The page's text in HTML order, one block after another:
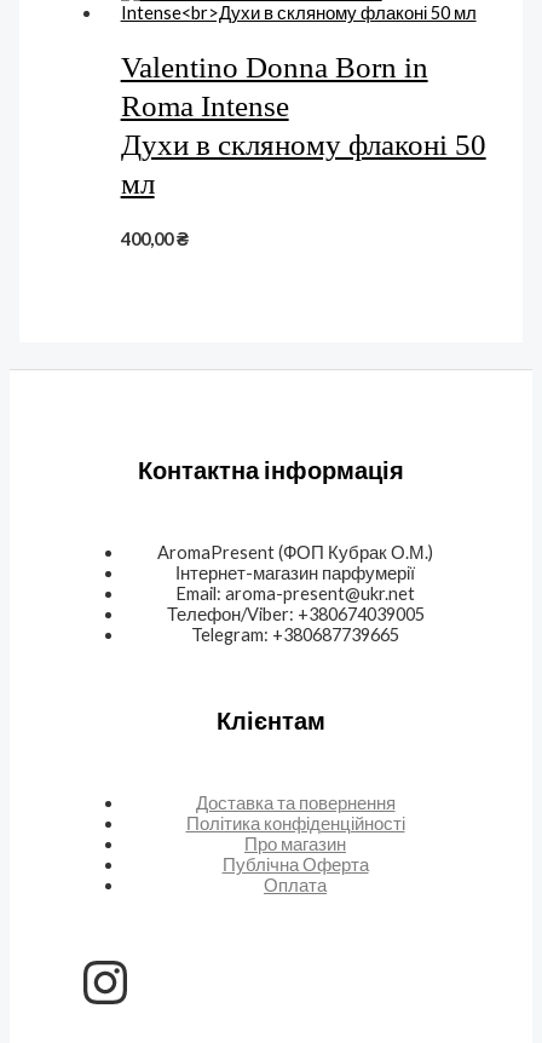
Valentino Donna Born in
Roma Intense
Духи в скляному флаконі 50
мл
400,00₴
Контактна інформація
AromaPresent (ФОП Кубрак О.М.)
Інтернет-магазин парфумерії
Email: aroma-present@ukr.net
Телефон/Viber: +380674039005
Telegram: +380687739665
Клієнтам
Доставка та повернення
Політика конфіденційності
Про магазин
Публічна Оферта
Оплата